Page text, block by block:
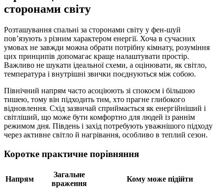
сторонами світу
Розташування спальні за сторонами світу у фен-шуй
пов’язують з різним характером енергії. Хоча в сучасних
умовах не завжди можна обрати потрібну кімнату, розуміння
цих принципів допомагає краще налаштувати простір.
Важливо не шукати ідеальної схеми, а оцінювати, як світло,
температура і внутрішні звички поєднуються між собою.
Північний напрям часто асоціюють зі спокоєм і більшою
тишею, тому він підходить тим, хто прагне глибокого
відновлення. Схід зазвичай сприймається як енергійніший і
світліший, що може бути комфортно для людей із раннім
режимом дня. Південь і захід потребують уважнішого підходу
через активне світло й нагрівання, особливо в теплий сезон.
Коротке практичне порівняння
Напрям
Загальне
враження
Кому може підійти